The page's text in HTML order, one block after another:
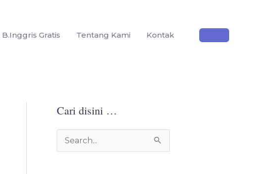
Gratis Tentang Kami Kontak
Cari disini …